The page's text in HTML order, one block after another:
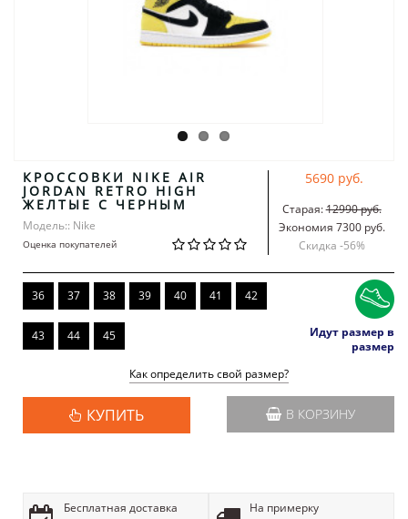
КРОССОВКИ NIKE AIR
JORDAN RETRO HIGH
ЖЕЛТЫЕ С ЧЕРНЫМ
Модель:: Nike
Оценка покупателей
5690 руб.
Старая:12990 руб.
Экономия 7300 руб.
Скидка -56%
36 37 38 39 40 41 42
43 44 45
Идут размер в
размер
Как определить свой размер?
КУПИТЬ В КОРЗИНУ
Бесплатная доставка
На примерку